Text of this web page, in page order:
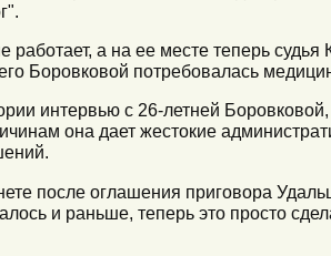
а на ее месте теперь судья
Боровковой потребовалась
интервью с 26-летней
она дает жестокие
после оглашения приговора
и раньше, теперь это просто